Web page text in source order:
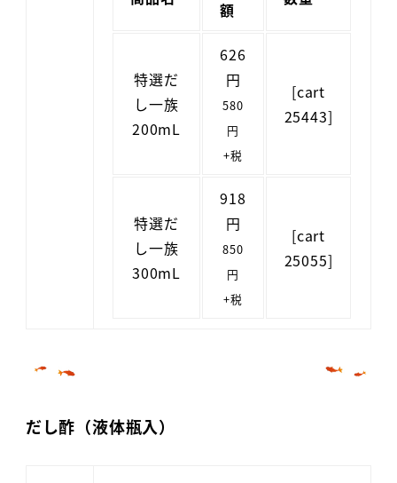
額
特選だ
し一族
200mL
626
円
580
円
+税
[cart
25443]
特選だ
し一族
300mL
918
円
850
円
+税
[cart
25055]
だし酢（液体瓶入）